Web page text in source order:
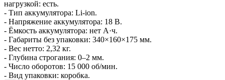
нагрузкой: есть.
- Тип аккумулятора: Li‑ion.
- Напряжение аккумулятора: 18 В.
- Ёмкость аккумулятора: нет А·ч.
- Габариты без упаковки: 340×160×175 мм.
- Вес нетто: 2,32 кг.
- Глубина строгания: 0–2 мм.
- Число оборотов: 15 000 об/мин.
- Вид упаковки: коробка.